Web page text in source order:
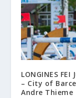
LONGINES
– City of
Andre Thieme